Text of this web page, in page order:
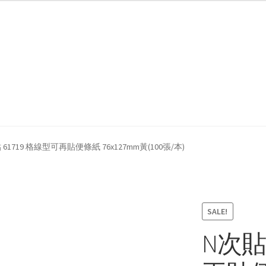
防詐騙聲明
61719 格線型可再貼便條紙 76x127mm黃(100張/本)
SALE!
N次